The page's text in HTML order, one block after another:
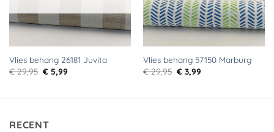
Vlies behang 26181 Juvita
€29,95 Oorspronkelijke
prijs
€ 5,99Huidige
Vlies behang 57150 Marburg
€29,95 Oorspronkelijke
prijs
€ 3,99Huidige
RECENT